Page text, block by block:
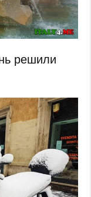
решили